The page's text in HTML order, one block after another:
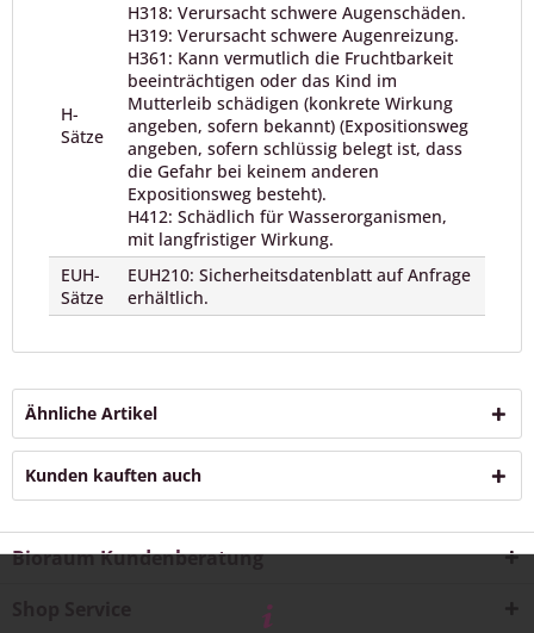
H-
Sätze
H318: Verursacht schwere Augenschäden.
H319: Verursacht schwere Augenreizung.
H361: Kann vermutlich die Fruchtbarkeit
beeinträchtigen oder das Kind im
Mutterleib schädigen (konkrete Wirkung
angeben, sofern bekannt) (Expositionsweg
angeben, sofern schlüssig belegt ist, dass
die Gefahr bei keinem anderen
Expositionsweg besteht).
H412: Schädlich für Wasserorganismen,
mit langfristiger Wirkung.
EUH-
Sätze
EUH210: Sicherheitsdatenblatt auf Anfrage
erhältlich.
Ähnliche Artikel
Kunden kauften auch
Bioraum Kundenberatung